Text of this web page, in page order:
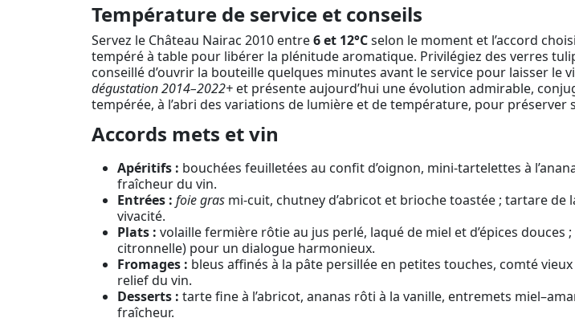
Température de service et conseils
Servez le Château Nairac 2010 entre6 et 12°Cselon le moment et l’accord
tempéré à table pour libérer la plénitude aromatique. Privilégiez des verres
conseillé d’ouvrir la bouteille quelques minutes avant le service pour laisser le
dégustation 2014–2022+ et présente aujourd’hui une évolution admirable,
tempérée, à l’abri des variations de lumière et de température, pour préserver
Accords mets et vin
Apéritifs : bouchées feuilletées au confit d’oignon, mini-tartelettes à
fraîcheur du vin.
Entrées : foie gras mi-cuit, chutney d’abricot et brioche toastée ; tartare
vivacité.
Plats : volaille fermière rôtie au jus perlé, laqué de miel et d’épices
citronnelle) pour un dialogue harmonieux.
Fromages : bleus affinés à la pâte persillée en petites touches, comté
relief du vin.
Desserts : tarte fine à l’abricot, ananas rôti à la vanille, entremets
fraîcheur.